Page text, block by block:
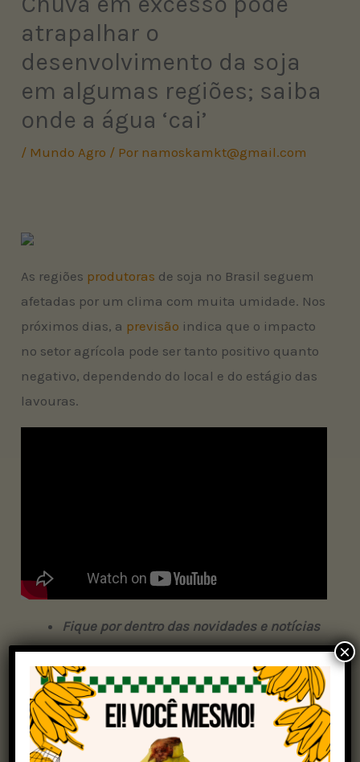
atrapalhar o
desenvolvimento da soja
em algumas regiões; saiba
onde a água ‘cai’
/ Mundo Agro / Por namoskamkt@gmail.com
As regiões produtoras de soja no Brasil seguem
afetadas por um clima com muita umidade. Nos
próximos dias, a previsão indica que o impacto
no setor agrícola pode ser tanto positivo quanto
negativo, dependendo do local e do estágio das
lavouras.
Fique por dentro das novidades e notícias
recentes sobre a soja! Participe da nossa
comunidade através dolink !
Chuva pelo Brasil: aliada ou desafio para a soja?
Na região Norte, os estados de Rondônia, Pará e
×